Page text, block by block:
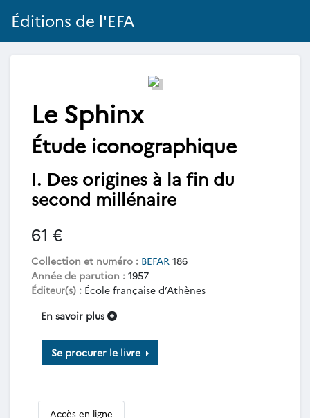
Éditions de l'EFA
Le Sphinx
Étude iconographique
I. Des origines à la fin du
second millénaire
61 €
Collection et numéro : BEFAR 186
Année de parution : 1957
Éditeur(s) : École française d’Athènes
En savoir plus
Se procurer le livre
Accès en ligne